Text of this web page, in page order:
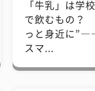
「牛乳」は学
で飲むもの？
っと身近に
スマ...